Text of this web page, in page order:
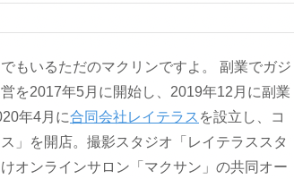
もいるただのマクリンですよ。 副業でガジ
営を2017年5月に開始し、2019年12月に副業
年4月に合同会社レイテラス を設立し、コ
」を開店。撮影スタジオ「レイテラススタ
オンラインサロン「マクサン」の共同オー